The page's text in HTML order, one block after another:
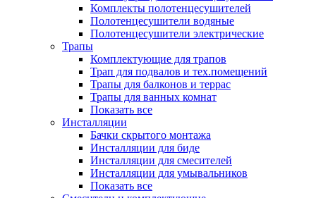
Комплекты полотенцесушителей
Полотенцесушители водяные
Полотенцесушители электрические
Трапы
Комплектующие для трапов
Трап для подвалов и тех.помещений
Трапы для балконов и террас
Трапы для ванных комнат
Показать все
Инсталляции
Бачки скрытого монтажа
Инсталляции для биде
Инсталляции для смесителей
Инсталляции для умывальников
Показать все